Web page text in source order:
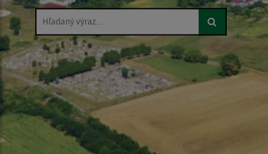
Hľadaný výraz...